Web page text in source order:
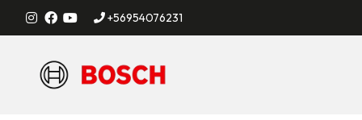
+56954076231